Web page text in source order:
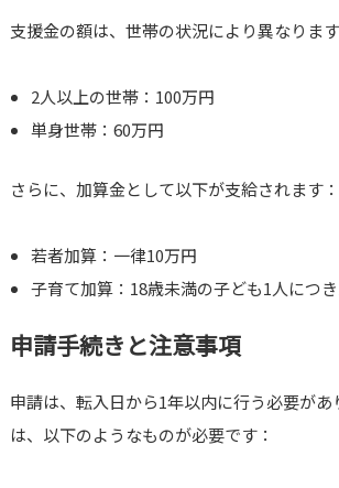
支援金の額は、世帯の状況により異なります
2人以上の世帯：100万円
単身世帯：60万円
さらに、加算金として以下が支給されます：
若者加算：一律10万円
子育て加算：18歳未満の子ども1人につ
申請手続きと注意事項
申請は、転入日から1年以内に行う必要があ
は、以下のようなものが必要です：